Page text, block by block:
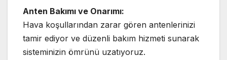
Anten Bakımı ve Onarımı:
Hava koşullarından zarar gören antenlerinizi
tamir ediyor ve düzenli bakım hizmeti sunarak
sisteminizin ömrünü uzatıyoruz.